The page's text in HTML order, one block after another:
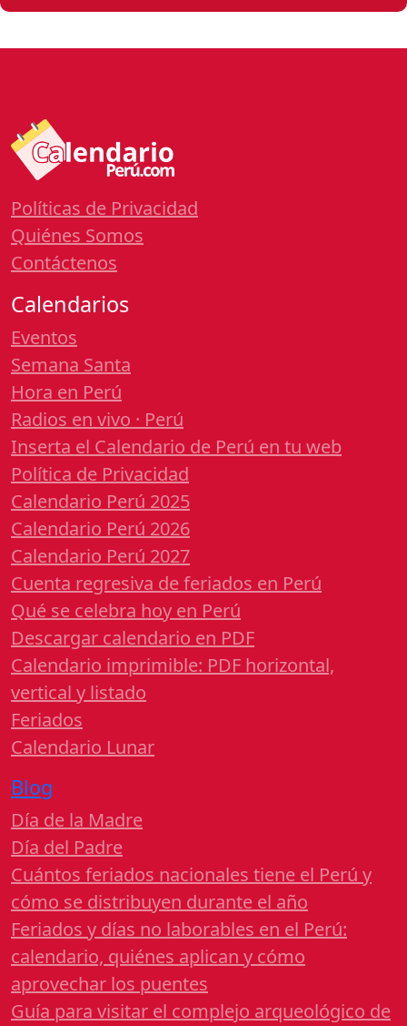
Políticas de Privacidad
Quiénes Somos
Contáctenos
Calendarios
Eventos
Semana Santa
Hora en Perú
Radios en vivo · Perú
Inserta el Calendario de Perú en tu web
Política de Privacidad
Calendario Perú 2025
Calendario Perú 2026
Calendario Perú 2027
Cuenta regresiva de feriados en Perú
Qué se celebra hoy en Perú
Descargar calendario en PDF
Calendario imprimible: PDF horizontal,
vertical y listado
Feriados
Calendario Lunar
Blog
Día de la Madre
Día del Padre
Cuántos feriados nacionales tiene el Perú y
cómo se distribuyen durante el año
Feriados y días no laborables en el Perú:
calendario, quiénes aplican y cómo
aprovechar los puentes
Guía para visitar el complejo arqueológico de